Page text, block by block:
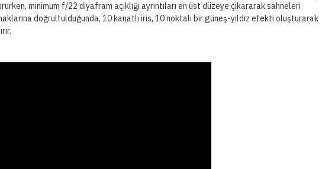
minimum f/22 diyafram açıklığı ayrıntıları en üst düzeye çıkararak sahneleri
doğrultulduğunda, 10 kanatlı iris, 10 noktalı bir güneş-yıldız efekti oluşturarak